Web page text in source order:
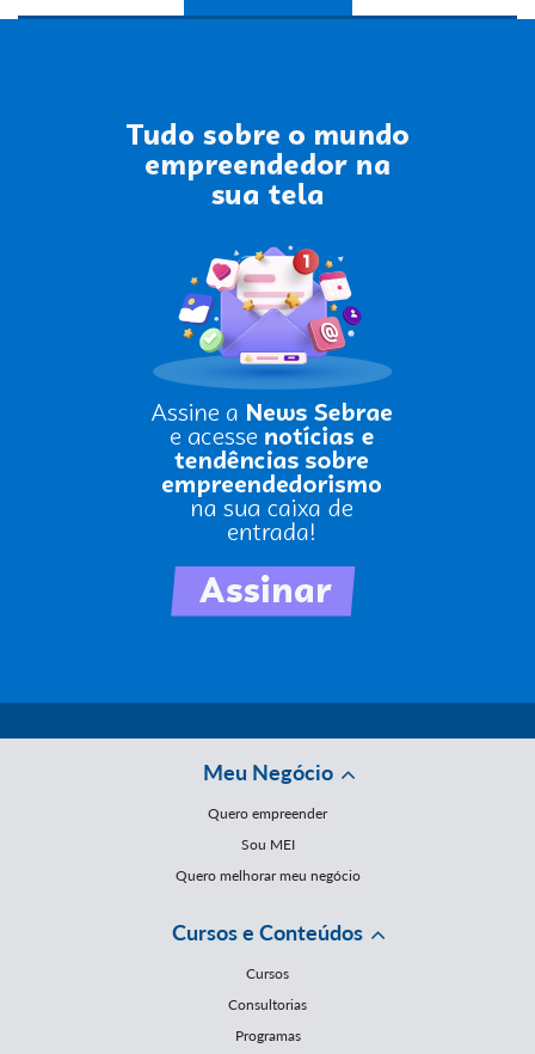
Meu Negócio
Quero empreender
Sou MEI
Quero melhorar meu negócio
Cursos e Conteúdos
Cursos
Consultorias
Programas